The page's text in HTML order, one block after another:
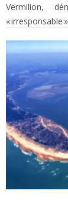
Vermilion,
« irresponsable